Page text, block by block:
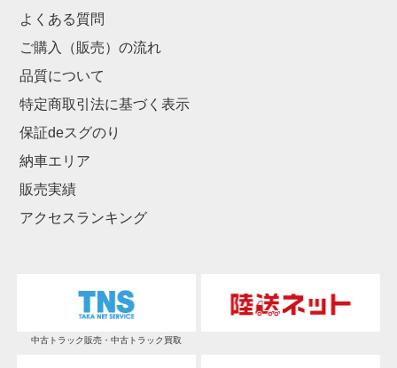
よくある質問
ご購入（販売）の流れ
品質について
特定商取引法に基づく表示
保証deスグのり
納車エリア
販売実績
アクセスランキング
中古トラック販売・中古トラック買取